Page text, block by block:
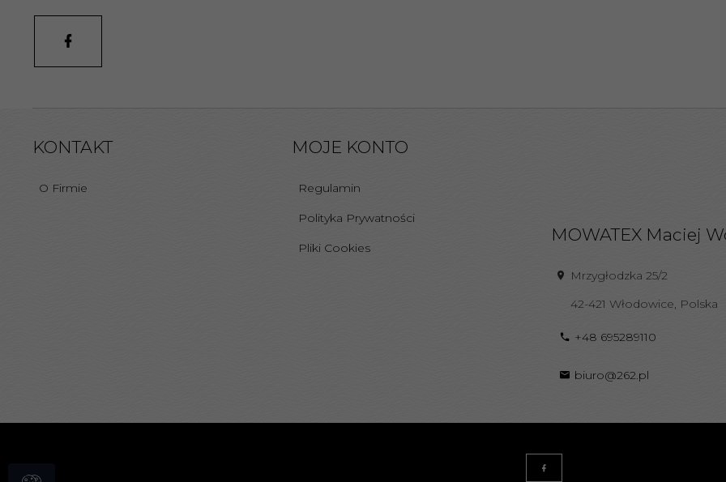
KONTAKT
O Firmie
MOJE KONTO
Regulamin
Polityka Prywatności
Pliki Cookies
MOWATEX Maciej
Mrzygłodzka 25/2
42-421 Włodowice, Polska
+48 695289110
biuro@262.pl